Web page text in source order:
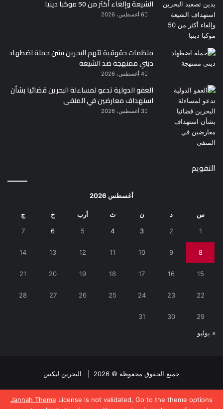
Jannah Theme License is not validated, Go to the theme options
الشيعة وإلغاء أكثر من 50 موكبا دينيا
6 أغسطس، 2026
منظمات حقوقية تتهم البحرين بشن حملة اضطهاد
ديني ممنهجة ضد الشيعة
4 أغسطس، 2026
العفو الدولية تدعو لمساءلة البحرين قضائيا بشأن
استهداف معارضين في المنفى
3 أغسطس، 2026
التقويم
أغسطس 2026
س د ن ث أرب خ ج
1
2
3
4
5
6
7
8
9
10
11
12
13
14
15
16
17
18
19
20
21
22
23
24
25
26
27
28
29
30
31
« يوليو
جميع الحقوق محفوظة © 2026 | البحرين ليكس
فيسبوكتويتر